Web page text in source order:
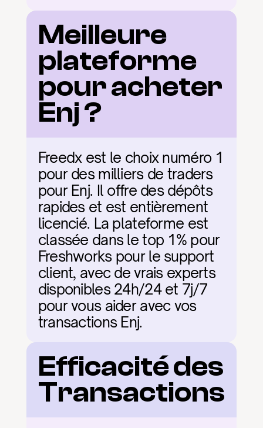
Meilleure
plateforme
pour acheter
Enj ?
Freedx est le choix numéro 1
pour des milliers de traders
pour Enj. Il offre des dépôts
rapides et est entièrement
licencié. La plateforme est
classée dans le top 1% pour
Freshworks pour le support
client, avec de vrais experts
disponibles 24h/24 et 7j/7
pour vous aider avec vos
transactions Enj.
Efficacité des
Transactions